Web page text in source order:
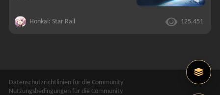
Honkai: Star Rail 125.451
Datenschutzrichtlinien für die Community
Nutzungsbedingungen für die Community